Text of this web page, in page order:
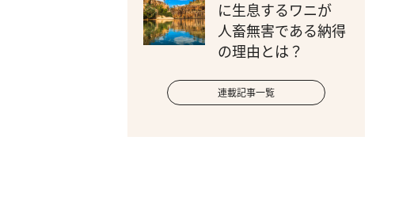
に生息するワニが
人畜無害である納得
の理由とは？
連載記事一覧